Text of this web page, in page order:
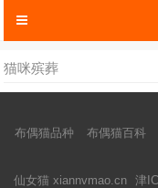
猫咪殡葬
布偶猫品种 布偶猫百科
仙女猫 xiannvmao.cn 津